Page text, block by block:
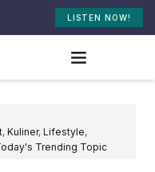
LISTEN NOW!
, Kuliner, Lifestyle,
Trending Topic